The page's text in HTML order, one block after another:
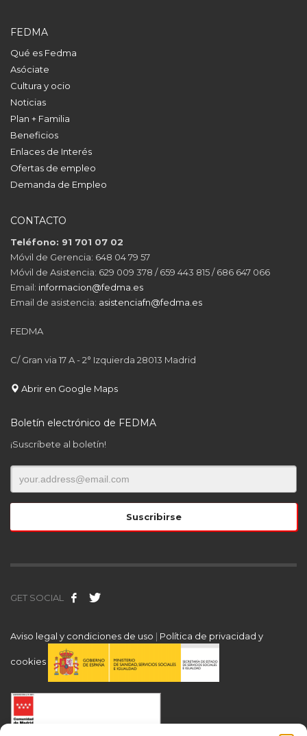
FEDMA
Qué es Fedma
Asóciate
Cultura y ocio
Noticias
Plan + Familia
Beneficios
Enlaces de Interés
Ofertas de empleo
Demanda de Empleo
CONTACTO
Teléfono: 91 701 07 02
Móvil de Gerencia: 648 04 79 57
Móvil de Asistencia: 629 009 378 / 659 443 815 / 686 647 066
Email: informacion@fedma.es
Email de asistencia: asistenciafn@fedma.es
FEDMA
C/ Gran via 17 A - 2° Izquierda 28013 Madrid
Abrir en Google Maps
Boletín electrónico de FEDMA
¡Suscríbete al boletín!
GET SOCIAL
Aviso legal y condiciones de uso | Política de privacidad y
cookies